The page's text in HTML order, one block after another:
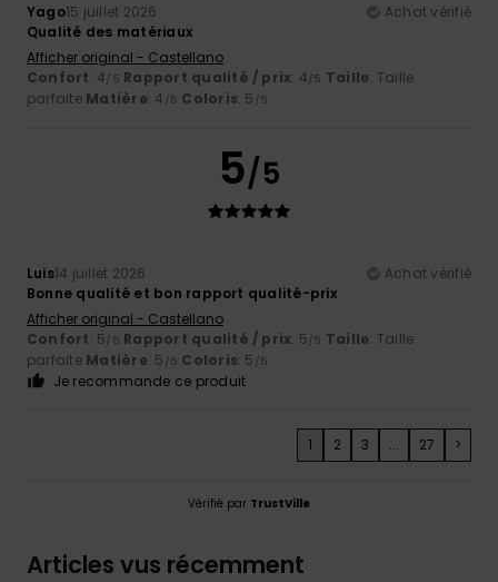
Yago15 juillet 2026
Achat vérifié
Qualité des matériaux
Afficher original - Castellano
Confort: 4/5 Rapport qualité / prix: 4/5 Taille: Taille
parfaite Matière: 4 /5 Coloris: 5 /5
5/5
Luis14 juillet 2026
Achat vérifié
Bonne qualité et bon rapport qualité-prix
Afficher original - Castellano
Confort: 5/5 Rapport qualité / prix: 5/5 Taille: Taille
parfaite Matière: 5 /5 Coloris: 5 /5
Je recommande ce produit
1 2 3 ... 27 >
Vérifié par TrustVille
Articles vus récemment